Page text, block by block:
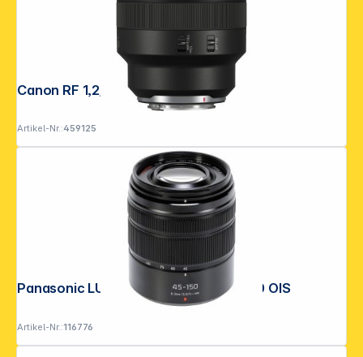
Canon RF 1,2/85 L USM
Artikel-Nr.:459125
Panasonic LUMIX Vario 4,0-5,6/45-150 OIS
Artikel-Nr.:116776